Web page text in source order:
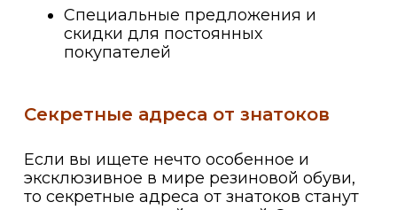
Специальные предложения и
скидки для постоянных
покупателей
Секретные адреса от знатоков
Если вы ищете нечто особенное и
эксклюзивное в мире резиновой обуви,
то секретные адреса от знатоков станут